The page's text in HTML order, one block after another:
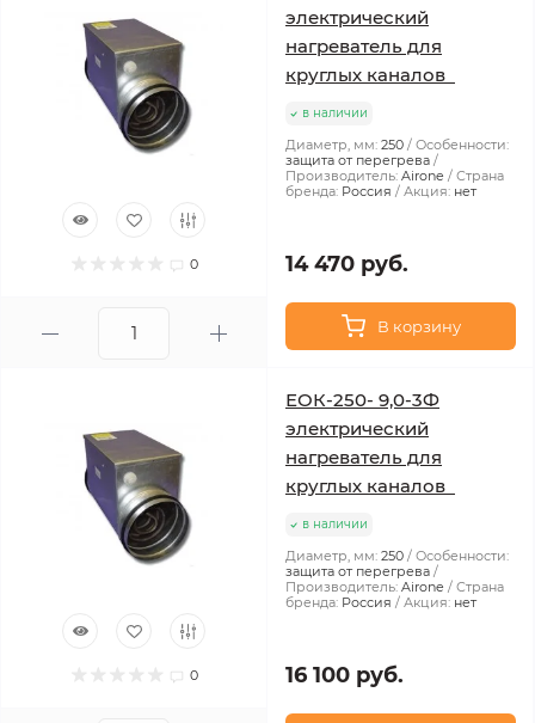
0
электрический
нагреватель для
круглых каналов
в наличии
Диаметр, мм: 250
Особенности:
защита от перегрева
Производитель: Airone
Страна
бренда: Россия Акция: нет
14 470 руб.
В корзину
0
ЕОК-250- 9,0-3Ф
электрический
нагреватель для
круглых каналов
в наличии
Диаметр, мм: 250
Особенности:
защита от перегрева
Производитель: Airone
Страна
бренда: Россия Акция: нет
16 100 руб.